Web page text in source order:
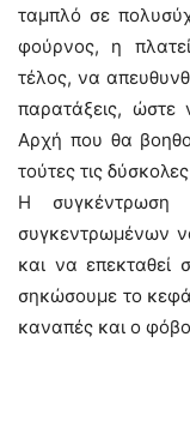
ταμπλό σε
φούρνος, η
τέλος, να
παρατάξεις,
Αρχή που θα
τούτες τις
Η
συγκεντρωμένων
και να επεκταθεί
σηκώσουμε το
καναπές και ο